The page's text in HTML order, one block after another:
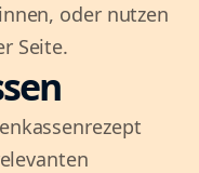
oder nutzen
Seite.